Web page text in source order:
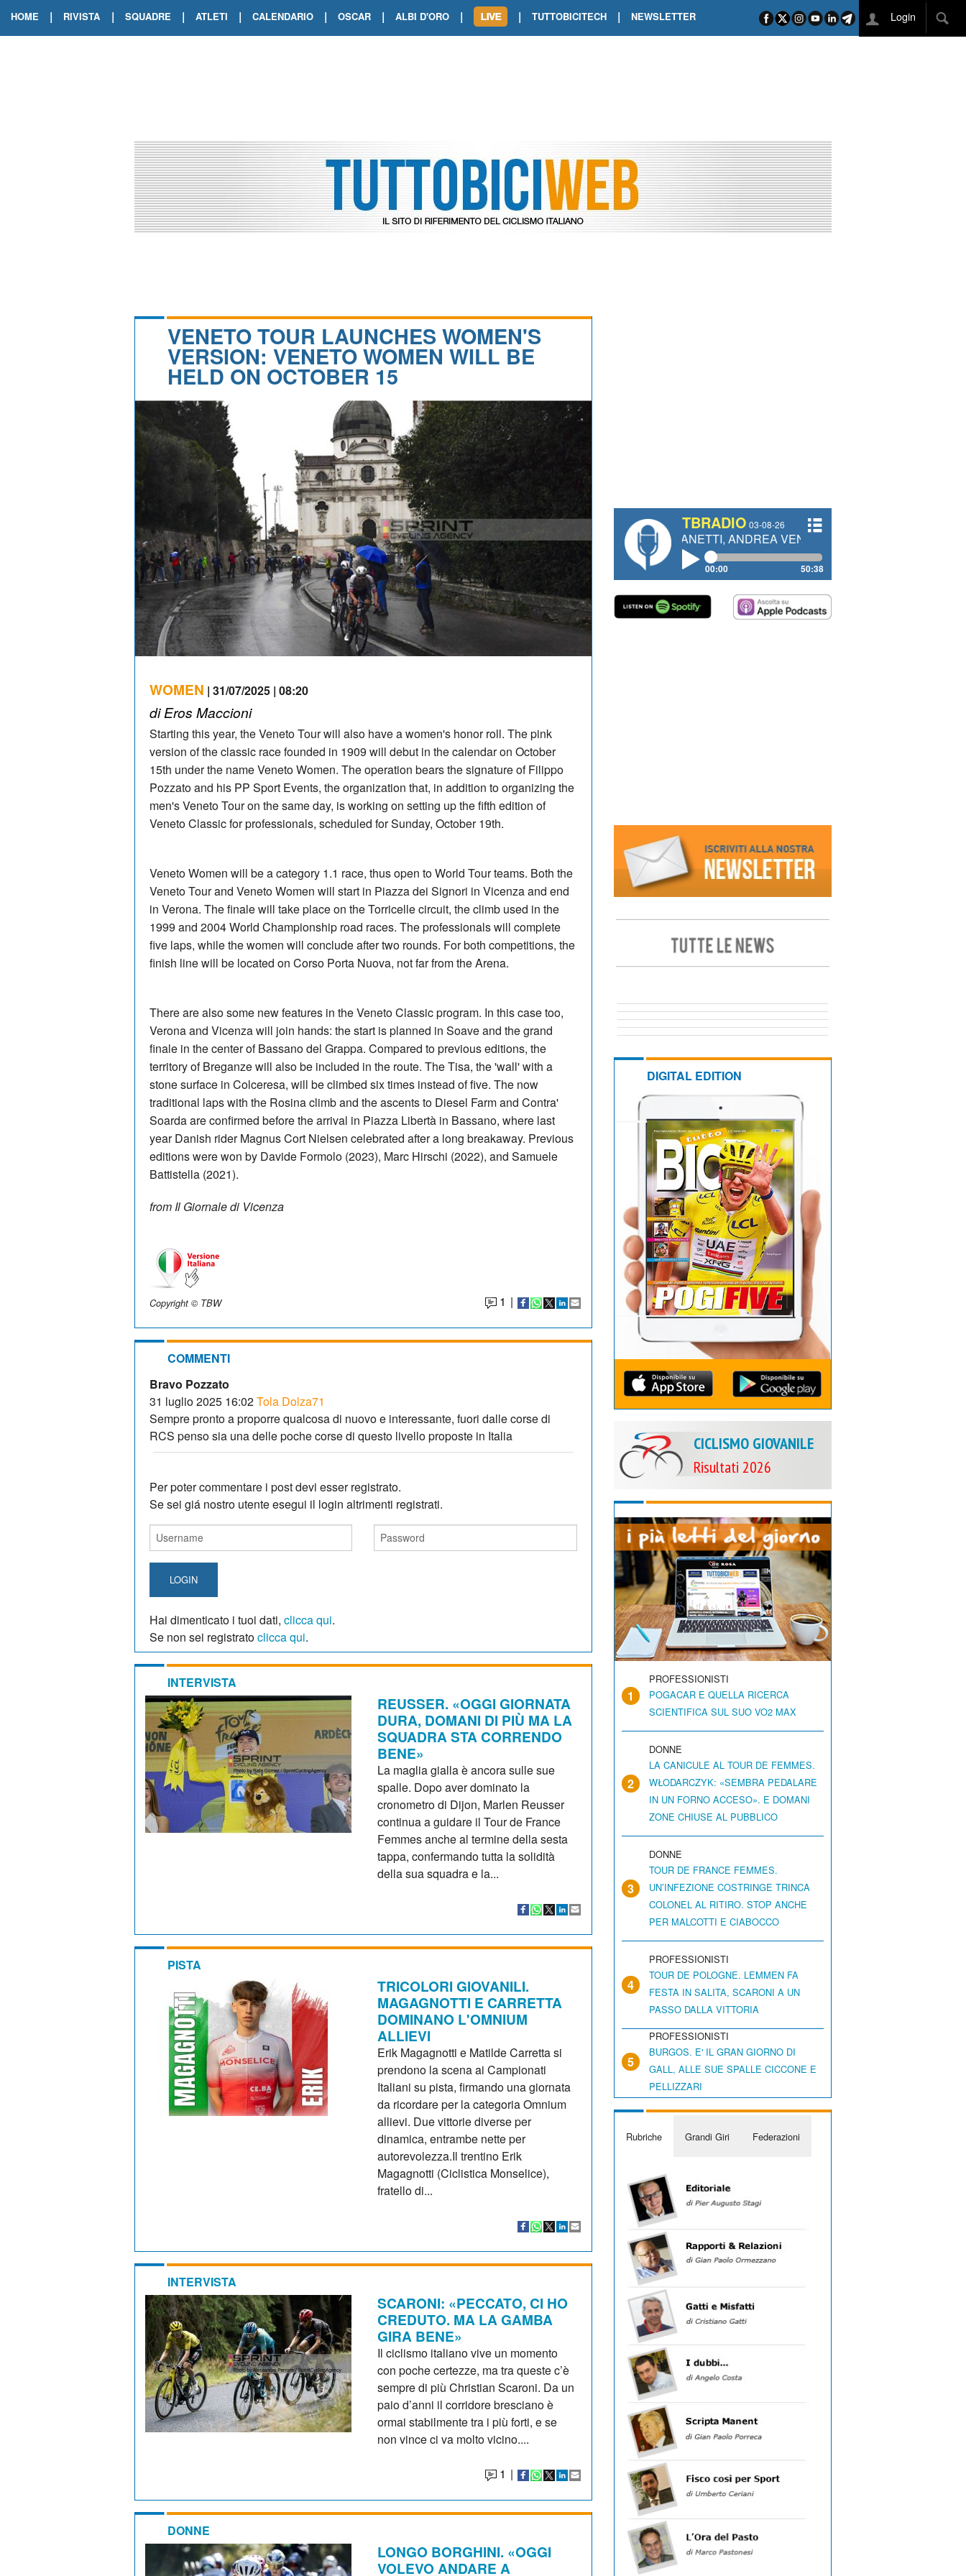
HOME | RIVISTA | SQUADRE | ATLETI | CALENDARIO | OSCAR | ALBI D'ORO |
TOUR DE FRANCE. ORCIERES-MERLETTE INCORONA CARAPAZ
TOUR DE FRANCE. A VOIRON TRIONFO DI PHILIPSEN SU SCHMID E KOOIJ
| TUTTOBICITECH | NEWSLETTER Login
VENETO TOUR LAUNCHES WOMEN'S
VERSION: VENETO WOMEN WILL BE
HELD ON OCTOBER 15
WOMEN | 31/07/2025 | 08:20
di Eros Maccioni
Starting this year, the Veneto Tour will also have a women's honor roll. The pink
version of the classic race founded in 1909 will debut in the calendar on October
15th under the name Veneto Women. The operation bears the signature of Filippo
Pozzato and his PP Sport Events, the organization that, in addition to organizing the
men's Veneto Tour on the same day, is working on setting up the fifth edition of
Veneto Classic for professionals, scheduled for Sunday, October 19th.
Veneto Women will be a category 1.1 race, thus open to World Tour teams. Both the
Veneto Tour and Veneto Women will start in Piazza dei Signori in Vicenza and end
in Verona. The finale will take place on the Torricelle circuit, the climb used in the
1999 and 2004 World Championship road races. The professionals will complete
five laps, while the women will conclude after two rounds. For both competitions, the
finish line will be located on Corso Porta Nuova, not far from the Arena.
There are also some new features in the Veneto Classic program. In this case too,
Verona and Vicenza will join hands: the start is planned in Soave and the grand
finale in the center of Bassano del Grappa. Compared to previous editions, the
territory of Breganze will also be included in the route. The Tisa, the 'wall' with a
stone surface in Colceresa, will be climbed six times instead of five. The now
traditional laps with the Rosina climb and the ascents to Diesel Farm and Contra'
Soarda are confirmed before the arrival in Piazza Libertà in Bassano, where last
year Danish rider Magnus Cort Nielsen celebrated after a long breakaway. Previous
editions were won by Davide Formolo (2023), Marc Hirschi (2022), and Samuele
Battistella (2021).
from Il Giornale di Vicenza
Copyright © TBW 1 |
COMMENTI
Bravo Pozzato
31 luglio 2025 16:02Tola Dolza71
Sempre pronto a proporre qualcosa di nuovo e interessante, fuori dalle corse di
RCS penso sia una delle poche corse di questo livello proposte in Italia
Per poter commentare i post devi esser registrato.
Se sei giá nostro utente esegui il login altrimenti registrati.
LOGIN
Hai dimenticato i tuoi dati, clicca qui.
Se non sei registratoclicca qui.
INTERVISTA
REUSSER. «OGGI GIORNATA
DURA, DOMANI DI PIÙ MA LA
SQUADRA STA CORRENDO
BENE»
La maglia gialla è ancora sulle sue
spalle. Dopo aver dominato la
cronometro di Dijon, Marlen Reusser
continua a guidare il Tour de France
Femmes anche al termine della sesta
tappa, confermando tutta la solidità
della sua squadra e la...
PISTA
TRICOLORI GIOVANILI.
MAGAGNOTTI E CARRETTA
DOMINANO L'OMNIUM
ALLIEVI
Erik Magagnotti e Matilde Carretta si
prendono la scena ai Campionati
Italiani su pista, firmando una giornata
da ricordare per la categoria Omnium
allievi. Due vittorie diverse per
dinamica, entrambe nette per
autorevolezza.Il trentino Erik
Magagnotti (Ciclistica Monselice),
fratello di...
INTERVISTA
SCARONI: «PECCATO, CI HO
CREDUTO. MA LA GAMBA
GIRA BENE»
Il ciclismo italiano vive un momento
con poche certezze, ma tra queste c’è
sempre di più Christian Scaroni. Da un
paio d’anni il corridore bresciano è
ormai stabilmente tra i più forti, e se
non vince ci va molto vicino....
1 |
DONNE
LONGO BORGHINI. «OGGI
VOLEVO ANDARE A
TBRADIO 03-08-26
#334 CHARLY WEGELIUS, MAURO GIANETTI, ANDREA VENDRAME, FILIPPO FIORELLI
00:00 50:38
DIGITAL EDITION
CICLISMO GIOVANILE
Risultati 2026
1
PROFESSIONISTI
POGACAR E QUELLA RICERCA
SCIENTIFICA SUL SUO VO2 MAX
2
DONNE
LA CANICULE AL TOUR DE FEMMES.
WŁODARCZYK: «SEMBRA PEDALARE
IN UN FORNO ACCESO». E DOMANI
ZONE CHIUSE AL PUBBLICO
3
DONNE
TOUR DE FRANCE FEMMES.
UN’INFEZIONE COSTRINGE TRINCA
COLONEL AL RITIRO. STOP ANCHE
PER MALCOTTI E CIABOCCO
4
PROFESSIONISTI
TOUR DE POLOGNE. LEMMEN FA
FESTA IN SALITA, SCARONI A UN
PASSO DALLA VITTORIA
5
PROFESSIONISTI
BURGOS. E' IL GRAN GIORNO DI
GALL, ALLE SUE SPALLE CICCONE E
PELLIZZARI
Rubriche Grandi Giri Federazioni